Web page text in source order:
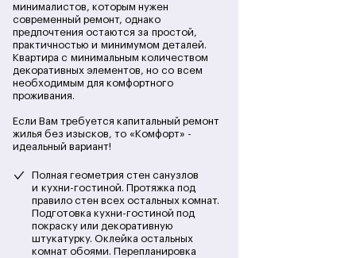
Полная геометрия стен санузлов
и кухни-гостиной. Протяжка под
правило стен всех остальных комнат.
Подготовка кухни-гостиной под
покраску или декоративную
штукатурку. Оклейка остальных
комнат обоями. Перепланировка
минималистов, которым нужен
современный ремонт, однако
предпочтения остаются за простой,
практичностью и минимумом деталей.
Квартира с минимальным количеством
декоративных элементов, но со всем
необходимым для комфортного
проживания.
Если Вам требуется капитальный ремонт
жилья без изысков, то «Комфорт» -
идеальный вариант!
Первый этап
Проектирование, замеры, разработка
планировки, 3D-визуализация
Второй этап